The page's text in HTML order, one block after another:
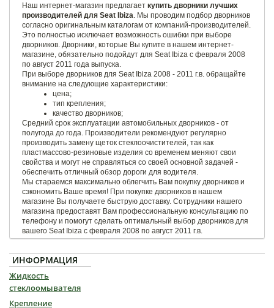
Наш интернет-магазин предлагает купить дворники лучших
производителей для Seat Ibiza. Мы проводим подбор дворников
согласно оригинальным каталогам от компаний-производителей.
Это полностью исключает возможность ошибки при выборе
дворников. Дворники, которые Вы купите в нашем интернет-
магазине, обязательно подойдут для Seat Ibiza с февраля 2008
по август 2011 года выпуска.
При выборе дворников для Seat Ibiza 2008 - 2011 г.в. обращайте
внимание на следующие характеристики:
цена;
тип крепления;
качество дворников;
Средний срок эксплуатации автомобильных дворников - от
полугода до года. Производители рекомендуют регулярно
производить замену щеток стеклоочистителей, так как
пластмассово-резиновые изделия со временем меняют свои
свойства и могут не справляться со своей основной задачей -
обеспечить отличный обзор дороги для водителя.
Мы стараемся максимально облегчить Вам покупку дворников и
сэкономить Ваше время! При покупке дворников в нашем
магазине Вы получаете быструю доставку. Сотрудники нашего
магазина предоставят Вам профессиональную консультацию по
телефону и помогут сделать оптимальный выбор дворников для
вашего Seat Ibiza с февраля 2008 по август 2011 г.в.
ИНФОРМАЦИЯ
Жидкость
стеклоомывателя
Крепление